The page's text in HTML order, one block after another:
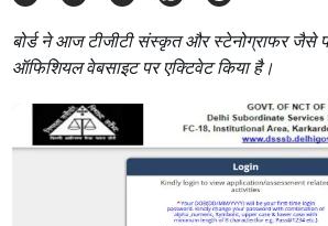
बोर्ड ने आज टीजीटी संस्कृत और स्टेनोग्राफर जैसे
ऑफिशियल वेबसाइट पर एक्टिवेट किया है।